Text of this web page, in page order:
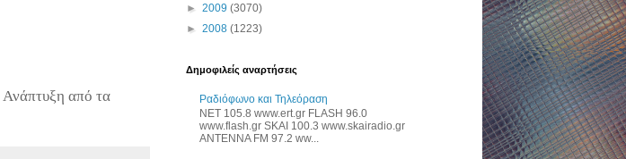
Ανάπτυξη από τα
► 2009 (3070)
► 2008 (1223)
Δημοφιλείς αναρτήσεις
Ραδιόφωνο και Τηλεόραση
ΝΕΤ 105.8 www.ert.gr FLASH 96.0
www.flash.gr SKAI 100.3 www.skairadio.gr
ANTENNA FM 97.2 ww...